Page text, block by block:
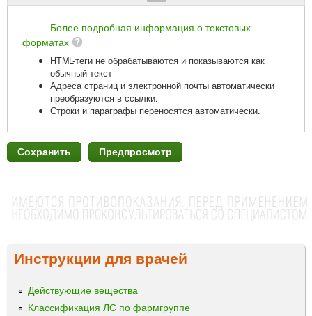
Более подробная информация о текстовых
форматах
HTML-теги не обрабатываются и показываются как
обычный текст
Адреса страниц и электронной почты автоматически
преобразуются в ссылки.
Строки и параграфы переносятся автоматически.
Инструкции для врачей
Действующие вещества
Классификация ЛС по фармгруппе